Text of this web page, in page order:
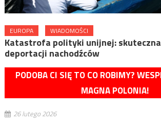
EUROPA WIADOMOŚCI
Katastrofa polityki unijnej:
deportacji nachodźców
PODOBA CI SIĘ TO CO ROBIMY?
MAGNA POLONIA!
26 lutego 2026